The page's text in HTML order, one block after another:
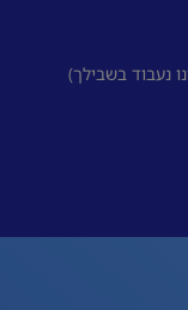
נעבוד בשבילך)